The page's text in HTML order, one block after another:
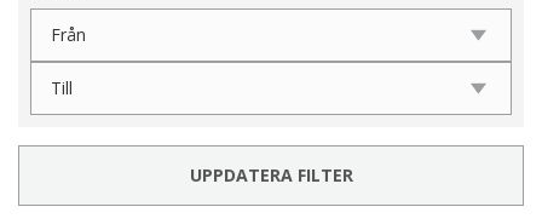
UPPDATERA FILTER